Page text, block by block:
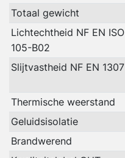
Totaal gewicht
Lichtechtheid NF EN ISO
105-B02
Slijtvastheid NF EN 1307
Thermische weerstand
Geluidsisolatie
Brandwerend